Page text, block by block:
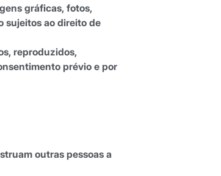
gráficas, fotos,
sujeitos ao direito de
reproduzidos,
prévio e por
outras pessoas a